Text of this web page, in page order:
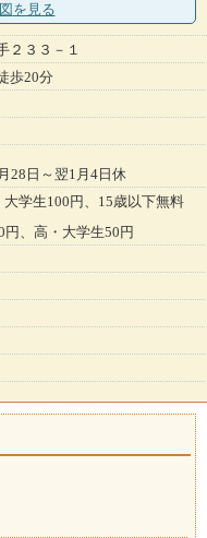
を見る
２３３－１
歩20分
28日～翌1月4日休
学生100円、15歳以下無料
、高・大学生50円